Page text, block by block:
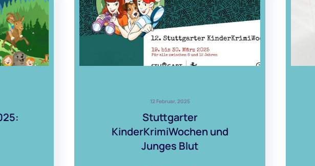
12 Februar, 2025
Stuttgarter
KinderKrimiWochen und
Junges Blut